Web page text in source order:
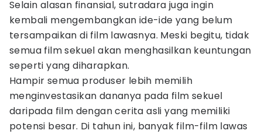
Selain alasan finansial, sutradara juga ingin
kembali mengembangkan ide-ide yang belum
tersampaikan di film lawasnya. Meski begitu, tidak
semua film sekuel akan menghasilkan keuntungan
seperti yang diharapkan.
Hampir semua produser lebih memilih
menginvestasikan dananya pada film sekuel
daripada film dengan cerita asli yang memiliki
potensi besar. Di tahun ini, banyak film-film lawas